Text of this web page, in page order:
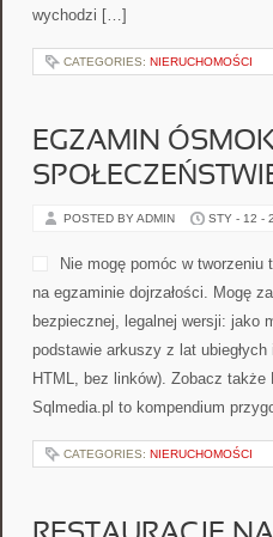
wychodzi […]
CATEGORIES: NIERUCHOMOŚCI
EGZAMIN
POSTED BY ADMIN STY - 12 -
Nie mogę pomóc w tworzeniu
na egzaminie dojrzałości. Mogę
bezpiecznej, legalnej wersji: jako
podstawie arkuszy z lat
HTML, bez linków). Zobacz
Sqlmedia.pl to kompendium
CATEGORIES: NIERUCHOMOŚCI